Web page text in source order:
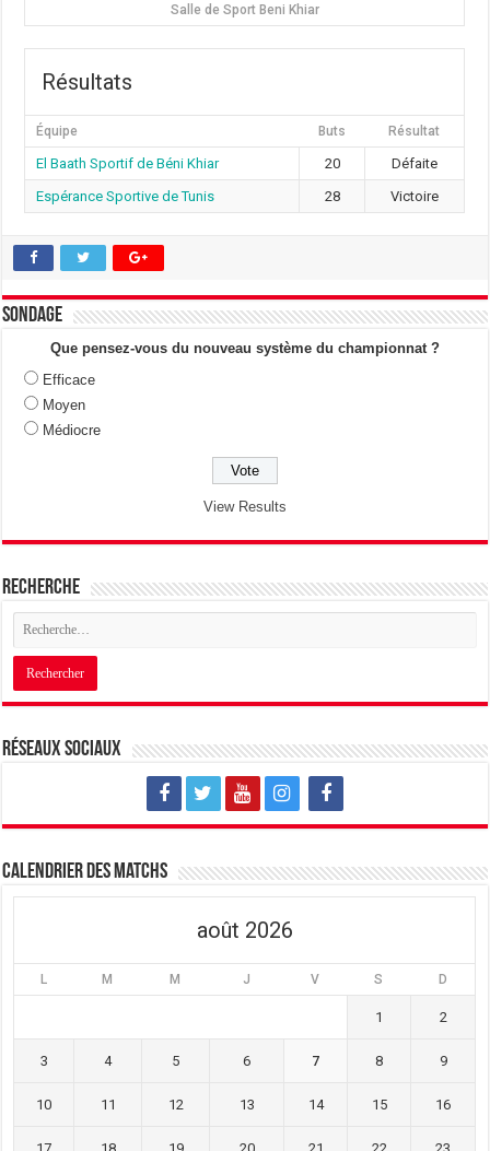
Salle de Sport Beni Khiar
Résultats
Équipe Buts Résultat
El Baath Sportif de Béni Khiar 20
Défaite
Espérance Sportive de Tunis
28 Victoire
Sondage
Que pensez-vous du nouveau système du championnat ?
Efficace
Moyen
Médiocre
View Results
Recherche
Réseaux sociaux
Calendrier des matchs
août 2026
L M M J V S D
1 2
3 4 5 6 7 8 9
10 11 12 13 14 15 16